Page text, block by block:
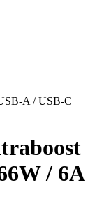
A / USB-C
/ 6A